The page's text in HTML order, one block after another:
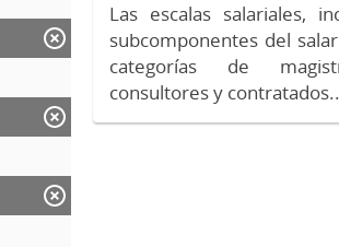
Las escalas salariales,
subcomponentes del
categorías de
consultores y